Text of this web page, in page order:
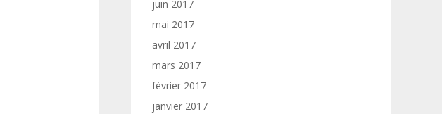
juin 2017
mai 2017
avril 2017
mars 2017
février 2017
janvier 2017